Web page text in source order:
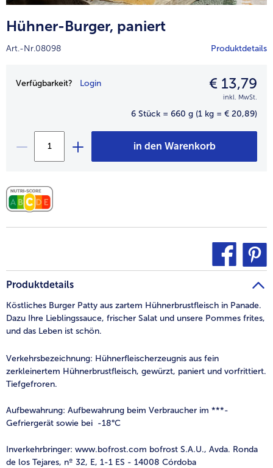
alle Obst
alle Süße Vielfalt
Confiserie & Feinkost
alle Küchenhelfer
Hühner-Burger, paniert
Art.-Nr.08098 Produktdetails
Preisangabe
Verfügbarkeit? Login € 13,79
inkl. MwSt.
6 Stück = 660 g (1 kg = € 20,89)
in den Warenkorb
Produktdetails
Köstliches Burger Patty aus zartem Hühnerbrustfleisch in Panade.
Dazu Ihre Lieblingssauce, frischer Salat und unsere Pommes frites,
und das Leben ist schön.
Verkehrsbezeichnung: Hühnerfleischerzeugnis aus fein
zerkleinertem Hühnerbrustfleisch, gewürzt, paniert und vorfrittiert.
Tiefgefroren.
Aufbewahrung: Aufbewahrung beim Verbraucher im ***-
Gefriergerät sowie bei -18°C
Inverkehrbringer: www.bofrost.com bofrost S.A.U., Avda. Ronda
de los Tejares, nº 32, E, 1-1 ES - 14008 Córdoba